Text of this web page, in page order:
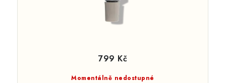
Momentálně nedostupné
799 Kč